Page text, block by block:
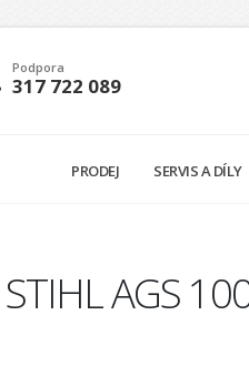
Podpora
317 722 089
PRODEJ SERVIS A DÍLY
AGS